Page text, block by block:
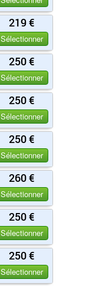
219 €
Sélectionner
250 €
Sélectionner
250 €
Sélectionner
250 €
Sélectionner
260 €
Sélectionner
250 €
Sélectionner
250 €
Sélectionner